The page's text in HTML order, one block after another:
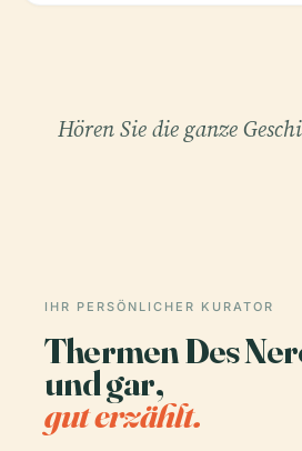
Hören Sie die ganze
IHR PERSÖNLICHER KURATOR
Thermen Des
und gar,
gut erzählt.